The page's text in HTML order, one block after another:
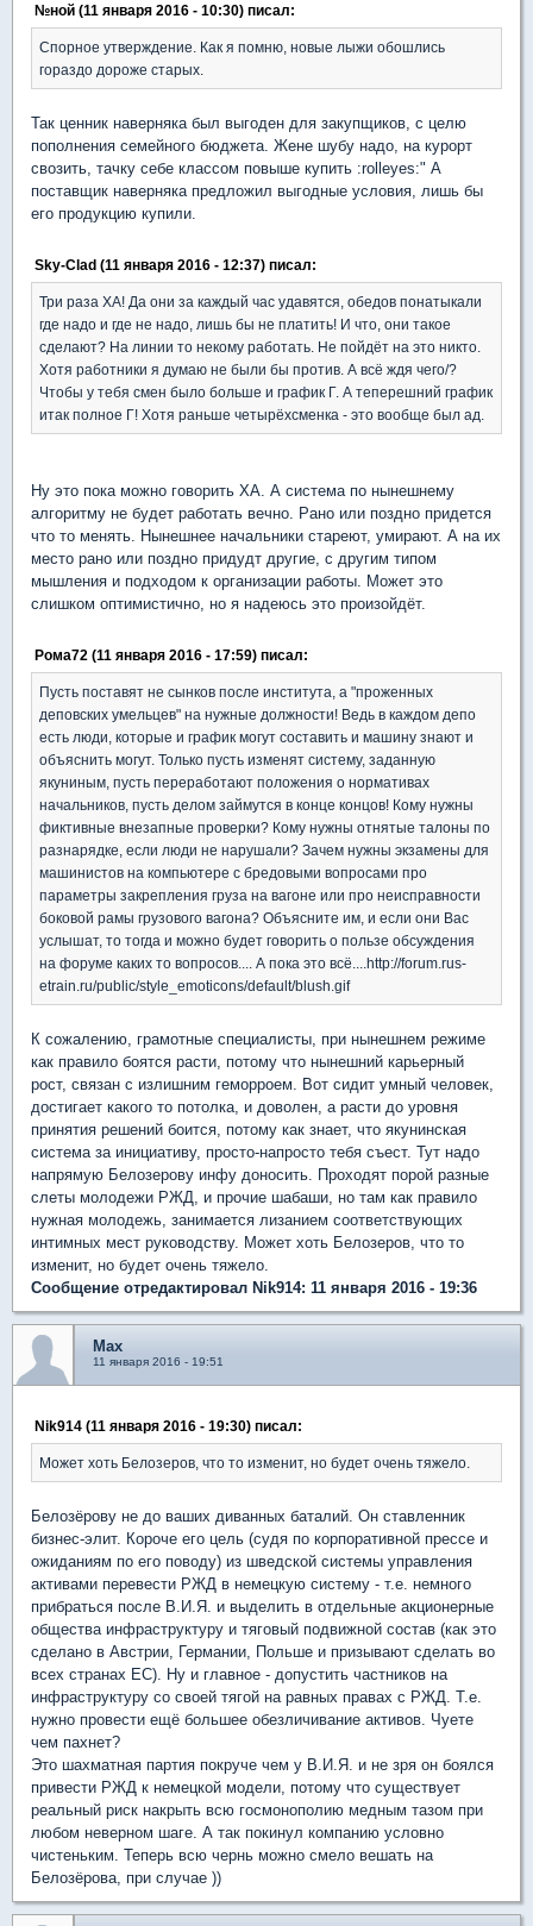
№ной (11 января 2016 - 10:30) писал:
Спорное утверждение. Как я помню, новые лыжи обошлись
гораздо дороже старых.
Так ценник наверняка был выгоден для закупщиков, с целю
пополнения семейного бюджета. Жене шубу надо, на курорт
свозить, тачку себе классом повыше купить :rolleyes:" А
поставщик наверняка предложил выгодные условия, лишь бы
его продукцию купили.
Sky-Clad (11 января 2016 - 12:37) писал:
Три раза ХА! Да они за каждый час удавятся, обедов понатыкали
где надо и где не надо, лишь бы не платить! И что, они такое
сделают? На линии то некому работать. Не пойдёт на это никто.
Хотя работники я думаю не были бы против. А всё ждя чего/?
Чтобы у тебя смен было больше и график Г. А теперешний график
итак полное Г! Хотя раньше четырёхсменка - это вообще был ад.
Ну это пока можно говорить ХА. А система по нынешнему
алгоритму не будет работать вечно. Рано или поздно придется
что то менять. Нынешнее начальники стареют, умирают. А на их
место рано или поздно придудт другие, с другим типом
мышления и подходом к организации работы. Может это
слишком оптимистично, но я надеюсь это произойдёт.
Рома72 (11 января 2016 - 17:59) писал:
Пусть поставят не сынков после института, а "проженных
деповских умельцев" на нужные должности! Ведь в каждом депо
есть люди, которые и график могут составить и машину знают и
объяснить могут. Только пусть изменят систему, заданную
якуниным, пусть переработают положения о нормативах
начальников, пусть делом займутся в конце концов! Кому нужны
фиктивные внезапные проверки? Кому нужны отнятые талоны по
разнарядке, если люди не нарушали? Зачем нужны экзамены для
машинистов на компьютере с бредовыми вопросами про
параметры закрепления груза на вагоне или про неисправности
боковой рамы грузового вагона? Объясните им, и если они Вас
услышат, то тогда и можно будет говорить о пользе обсуждения
на форуме каких то вопросов.... А пока это всё....http://forum.rus-
etrain.ru/public/style_emoticons/default/blush.gif
К сожалению, грамотные специалисты, при нынешнем режиме
как правило боятся расти, потому что нынешний карьерный
рост, связан с излишним геморроем. Вот сидит умный человек,
достигает какого то потолка, и доволен, а расти до уровня
принятия решений боится, потому как знает, что якунинская
система за инициативу, просто-напросто тебя съест. Тут надо
напрямую Белозерову инфу доносить. Проходят порой разные
слеты молодежи РЖД, и прочие шабаши, но там как правило
нужная молодежь, занимается лизанием соответствующих
интимных мест руководству. Может хоть Белозеров, что то
изменит, но будет очень тяжело.
Сообщение отредактировал Nik914: 11 января 2016 - 19:36
Max
11 января 2016 - 19:51
Nik914 (11 января 2016 - 19:30) писал:
Может хоть Белозеров, что то изменит, но будет очень тяжело.
Белозёрову не до ваших диванных баталий. Он ставленник
бизнес-элит. Короче его цель (судя по корпоративной прессе и
ожиданиям по его поводу) из шведской системы управления
активами перевести РЖД в немецкую систему - т.е. немного
прибраться после В.И.Я. и выделить в отдельные акционерные
общества инфраструктуру и тяговый подвижной состав (как это
сделано в Австрии, Германии, Польше и призывают сделать во
всех странах ЕС). Ну и главное - допустить частников на
инфраструктуру со своей тягой на равных правах с РЖД. Т.е.
нужно провести ещё большее обезличивание активов. Чуете
чем пахнет?
Это шахматная партия покруче чем у В.И.Я. и не зря он боялся
привести РЖД к немецкой модели, потому что существует
реальный риск накрыть всю госмонополию медным тазом при
любом неверном шаге. А так покинул компанию условно
чистеньким. Теперь всю чернь можно смело вешать на
Белозёрова, при случае ))